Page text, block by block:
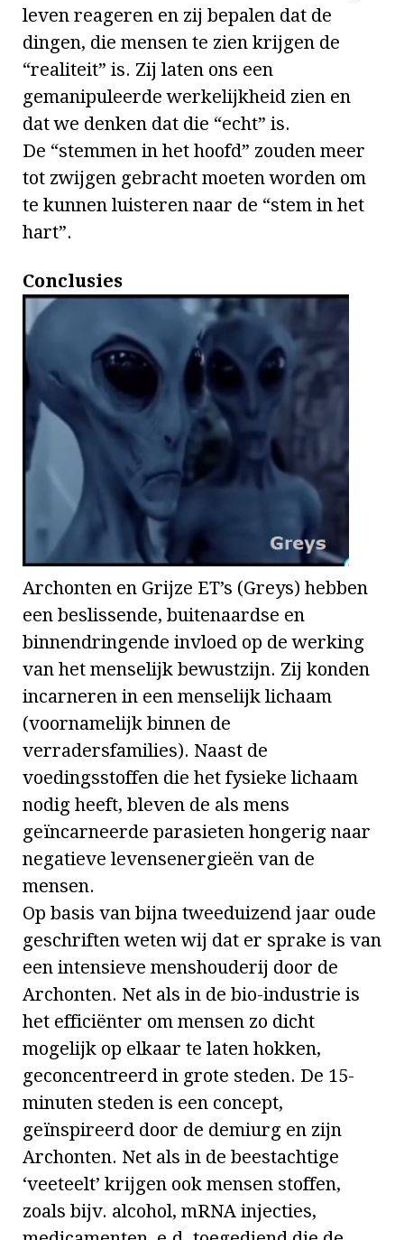
leven reageren en zij bepalen dat de
dingen, die mensen te zien krijgen de
“realiteit” is. Zij laten ons een
gemanipuleerde werkelijkheid zien en
dat we denken dat die “echt” is.
De “stemmen in het hoofd” zouden meer
tot zwijgen gebracht moeten worden om
te kunnen luisteren naar de “stem in het
hart”.
Conclusies
Archonten en Grijze ET’s (Greys) hebben
een beslissende, buitenaardse en
binnendringende invloed op de werking
van het menselijk bewustzijn. Zij konden
incarneren in een menselijk lichaam
(voornamelijk binnen de
verradersfamilies). Naast de
voedingsstoffen die het fysieke lichaam
nodig heeft, bleven de als mens
geïncarneerde parasieten hongerig naar
negatieve levensenergieën van de
mensen.
Op basis van bijna tweeduizend jaar oude
geschriften weten wij dat er sprake is van
een intensieve menshouderij door de
Archonten. Net als in de bio-industrie is
het efficiënter om mensen zo dicht
mogelijk op elkaar te laten hokken,
geconcentreerd in grote steden. De 15-
minuten steden is een concept,
geïnspireerd door de demiurg en zijn
Archonten. Net als in de beestachtige
‘veeteelt’ krijgen ook mensen stoffen,
zoals bijv. alcohol, mRNA injecties,